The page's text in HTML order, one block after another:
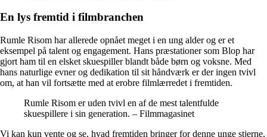
En lys fremtid i filmbranchen
Rumle Risom har allerede opnået meget i en ung alder og er et
eksempel på talent og engagement. Hans præstationer som Blop har
gjort ham til en elsket skuespiller blandt både børn og voksne. Med
hans naturlige evner og dedikation til sit håndværk er der ingen tvivl
om, at han vil fortsætte med at erobre filmlærredet i fremtiden.
Rumle Risom er uden tvivl en af de mest talentfulde
skuespillere i sin generation. – Filmmagasinet
Vi kan kun vente og se, hvad fremtiden bringer for denne unge stjerne,